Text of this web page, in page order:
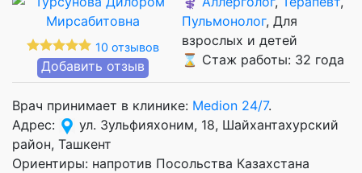
10 отзывов
Добавить отзыв
Пульмонолог, Для
взрослых и детей
⌛ Стаж работы: 32 года
Врач принимает в клинике: Medion 24/7.
Адрес:
ул. Зульфияхоним, 18, Шайхантахурский
район, Ташкент
Ориентиры: напротив Посольства Казахстана